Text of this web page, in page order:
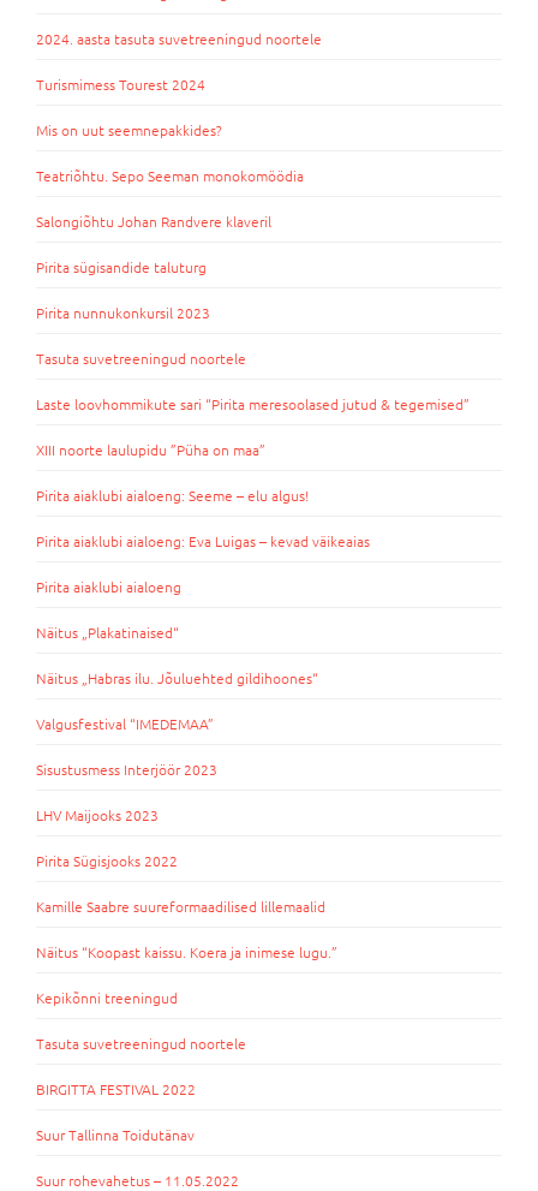
2024. aasta tasuta suvetreeningud noortele
Turismimess Tourest 2024
Mis on uut seemnepakkides?
Teatriõhtu. Sepo Seeman monokomöödia
Salongiõhtu Johan Randvere klaveril
Pirita sügisandide taluturg
Pirita nunnukonkursil 2023
Tasuta suvetreeningud noortele
Laste loovhommikute sari “Pirita meresoolased jutud & tegemised”
XIII noorte laulupidu ”Püha on maa”
Pirita aiaklubi aialoeng: Seeme – elu algus!
Pirita aiaklubi aialoeng: Eva Luigas – kevad väikeaias
Pirita aiaklubi aialoeng
Näitus „Plakatinaised“
Näitus „Habras ilu. Jõuluehted gildihoones“
Valgusfestival “IMEDEMAA”
Sisustusmess Interjöör 2023
LHV Maijooks 2023
Pirita Sügisjooks 2022
Kamille Saabre suureformaadilised lillemaalid
Näitus “Koopast kaissu. Koera ja inimese lugu.”
Kepikõnni treeningud
Tasuta suvetreeningud noortele
BIRGITTA FESTIVAL 2022
Suur Tallinna Toidutänav
Suur rohevahetus – 11.05.2022